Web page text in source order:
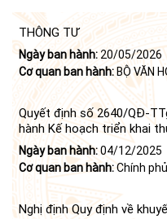
THÔNG TƯ
Ngày ban hành: 20/05/2026
Cơ quan ban hành:BỘ VĂN
Quyết định số 2640/QĐ-
hành Kế hoạch triển khai
ngày 21 tháng 6 năm 2024
hiện Nghị quyết số 23-NQ/
của Bộ Chính trị (khóa X)
văn học, nghệ thuật trong
Ngày ban hành:04/12/2025
Cơ quan ban hành:Chính phủ
Nghị định Quy định về